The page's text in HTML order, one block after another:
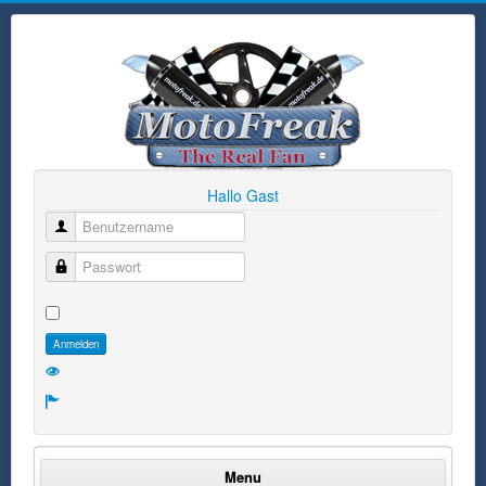
Hallo Gast
Benutzername
Passwort
Anmelden
Menu